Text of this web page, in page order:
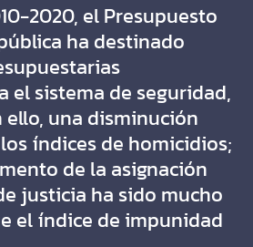
2020, el Presupuesto
ha destinado
el sistema de seguridad,
ello, una disminución
índices de homicidios;
de la asignación
justicia ha sido mucho
el índice de impunidad